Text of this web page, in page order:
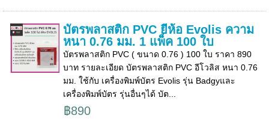
บัตรพลาสติก PVC ยี่ห้อ Evolis ความ
หนา 0.76 มม. 1 แพ็ค 100 ใบ
บัตรพลาสติก PVC ( ขนาด 0.76 ) 100 ใบ ราคา 890
บาท รายละเอียด บัตรพลาสติก PVC อีโวลิส หนา 0.76
มม. ใช้กับ เครื่องพิมพ์บัตร Evolis รุ่น Badgyและ
เครื่องพิมพ์บัตร รุ่นอื่นๆได้ บัต...
฿890